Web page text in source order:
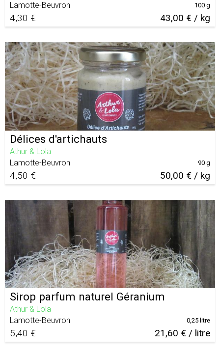
Lamotte-Beuvron
4,30 € 43,00 € / kg
100 g
Délices d'artichauts
Athur & Lola
Lamotte-Beuvron
4,50 € 50,00 € / kg
90 g
Sirop parfum naturel Géranium
Athur & Lola
Lamotte-Beuvron
5,40 € 21,60 € / litre
0,25 litre